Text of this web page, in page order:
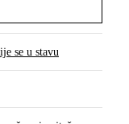
se u stavu